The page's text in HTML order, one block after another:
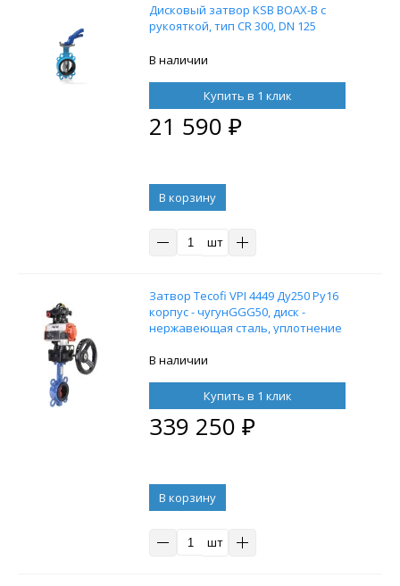
Дисковый затвор KSB BOAX-B с
рукояткой, тип CR 300, DN 125
В наличии
Купить в 1 клик
21 590 ₽
В корзину
шт
Затвор Tecofi VPI 4449 Ду250 Ру16
корпус - чугунGGG50, диск -
нержавеющая сталь, уплотнение
140, пневмораспределителем
выключателей APL-210N и ручным
дублером HDM-4
В наличии
Купить в 1 клик
339 250 ₽
В корзину
шт